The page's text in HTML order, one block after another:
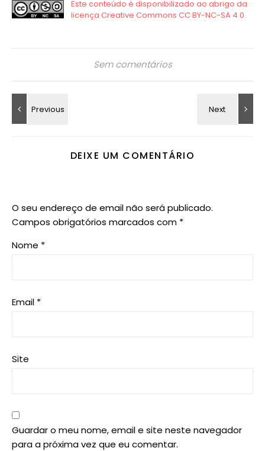
Sem comentários
DEIXE UM COMENTÁRIO
O seu endereço de email não será publicado.
Campos obrigatórios marcados com *
Nome *
Email *
Site
Guardar o meu nome, email e site neste navegador
para a próxima vez que eu comentar.